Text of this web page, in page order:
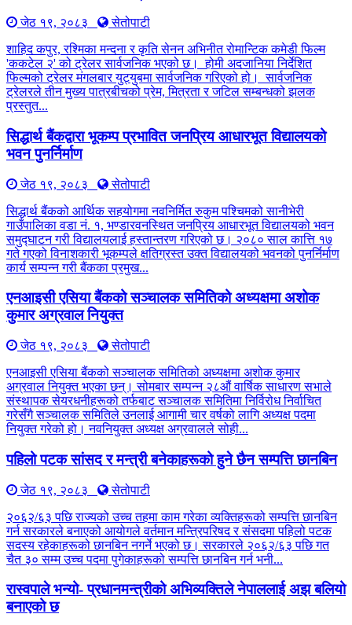
जेठ १९, २०८३
सेतोपाटी
शाहिद कपुर, रश्मिका मन्दना र कृति सेनन अभिनीत रोमान्टिक कमेडी फिल्म
'ककटेल २' को ट्रेलर सार्वजनिक भएको छ। होमी अदजानिया निर्देशित
फिल्मको ट्रेलर मंगलबार युट्युबमा सार्वजनिक गरिएको हो। सार्वजनिक
ट्रेलरले तीन मुख्य पात्रबीचको प्रेम, मित्रता र जटिल सम्बन्धको झलक
प्रस्तुत...
सिद्धार्थ बैंकद्वारा भूकम्प प्रभावित जनप्रिय आधारभूत विद्यालयको
भवन पुनर्निर्माण
जेठ १९, २०८३
सेतोपाटी
सिद्धार्थ बैंकको आर्थिक सहयोगमा नवनिर्मित रुकुम पश्चिमको सानीभेरी
गाउँपालिका वडा नं. १, भण्डारवनस्थित जनप्रिय आधारभूत विद्यालयको भवन
समुद्घाटन गरी विद्यालयलाई हस्तान्तरण गरिएको छ। २०८० साल कात्ति १७
गते गएको विनाशकारी भूकम्पले क्षतिग्रस्त उक्त विद्यालयको भवनको पुनर्निर्माण
कार्य सम्पन्न गरी बैंकका प्रमुख...
एनआइसी एसिया बैंकको सञ्चालक समितिको अध्यक्षमा अशोक
कुमार अग्रवाल नियुक्त
जेठ १९, २०८३
सेतोपाटी
एनआइसी एसिया बैंकको सञ्चालक समितिको अध्यक्षमा अशोक कुमार
अग्रवाल नियुक्त भएका छन्। सोमबार सम्पन्न २८औं वार्षिक साधारण सभाले
संस्थापक सेयरधनीहरूको तर्फबाट सञ्चालक समितिमा निर्विरोध निर्वाचित
गरेसँगै सञ्चालक समितिले उनलाई आगामी चार वर्षको लागि अध्यक्ष पदमा
नियुक्त गरेको हो। नवनियुक्त अध्यक्ष अग्रवालले सोही...
पहिलो पटक सांसद र मन्त्री बनेकाहरूको हुने छैन सम्पत्ति छानबिन
जेठ १९, २०८३
सेतोपाटी
२०६२/६३ पछि राज्यको उच्च तहमा काम गरेका व्यक्तिहरूको सम्पत्ति छानबिन
गर्न सरकारले बनाएको आयोगले वर्तमान मन्त्रिपरिषद र संसदमा पहिलो पटक
सदस्य रहेकाहरूको छानबिन नगर्ने भएको छ। सरकारले २०६२/६३ पछि गत
चैत ३० सम्म उच्च पदमा पुगेकाहरूको सम्पत्ति छानबिन गर्न भनी...
रास्वपाले भन्यो- प्रधानमन्त्रीको अभिव्यक्तिले नेपाललाई अझ बलियो
बनाएको छ